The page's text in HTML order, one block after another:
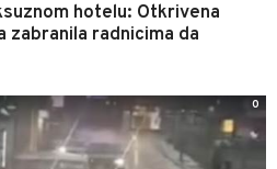
hotelu: Otkrivena
zabranila radnicima da
0